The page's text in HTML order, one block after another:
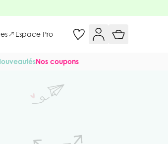
Espace Pro
Nos coupons